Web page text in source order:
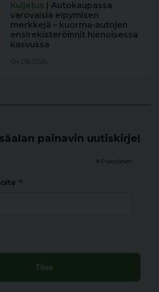
Kuljetus | Autokaupassa
varovaisia elpymisen
merkkejä – kuorma-autojen
ensirekisteröinnit hienoisessa
kasvussa
04.08.2026
painavin uutiskirje!
* Pakollinen
*